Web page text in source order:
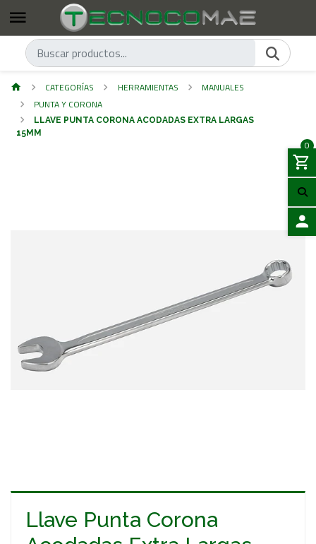
0
CATEGORÍAS HERRAMIENTAS
MANUALES
PUNTA Y CORONA
LLAVE PUNTA CORONA ACODADAS EXTRA LARGAS
15MM
Llave Punta Corona